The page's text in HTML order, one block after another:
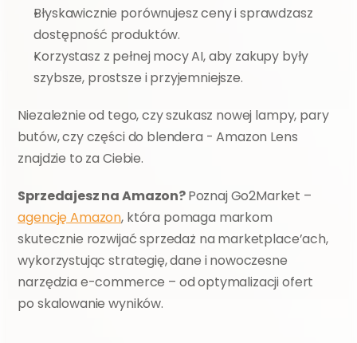
Błyskawicznie porównujesz ceny i sprawdzasz
dostępność produktów.
Korzystasz z pełnej mocy AI, aby zakupy były
szybsze, prostsze i przyjemniejsze.
Niezależnie od tego, czy szukasz nowej lampy, pary
butów, czy części do blendera - Amazon Lens
znajdzie to za Ciebie.
Sprzedajesz na Amazon?
agencję Amazon, która pomaga markom
skutecznie rozwijać sprzedaż na marketplace’ach,
wykorzystując strategię, dane i nowoczesne
narzędzia e-commerce – od optymalizacji ofert
po skalowanie wyników.